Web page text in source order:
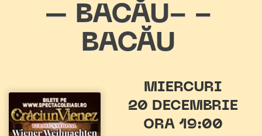
– BACĂU- -
BACĂU
MIERCURI
20 DECEMBRIE
ORA 19:00